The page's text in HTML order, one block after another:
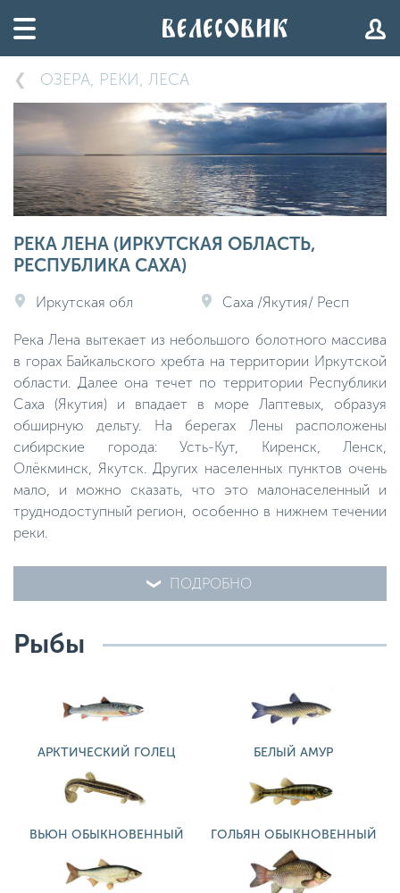
ОЗЕРА, РЕКИ, ЛЕСА
РЕКА ЛЕНА (ИРКУТСКАЯ ОБЛАСТЬ,
РЕСПУБЛИКА САХА)
Иркутская обл Саха /Якутия/ Респ
Река Лена вытекает из небольшого болотного массива
в горах Байкальского хребта на территории Иркутской
области. Далее она течет по территории Республики
Саха (Якутия) и впадает в море Лаптевых, образуя
обширную дельту. На берегах Лены расположены
сибирские города: Усть-Кут, Киренск, Ленск,
Олёкминск, Якутск. Других населенных пунктов очень
мало, и можно сказать, что это малонаселенный и
труднодоступный регион, особенно в нижнем течении
реки.
ПОДРОБНО
Рыбы
АРКТИЧЕСКИЙ ГОЛЕЦ БЕЛЫЙ АМУР
ВЬЮН ОБЫКНОВЕННЫЙ ГОЛЬЯН ОБЫКНОВЕННЫЙ